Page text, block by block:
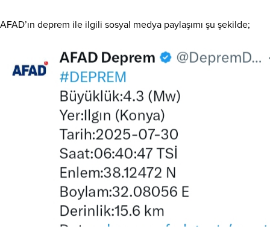
AFAD’ın deprem ile ilgili sosyal medya paylaşımı şu şekilde;